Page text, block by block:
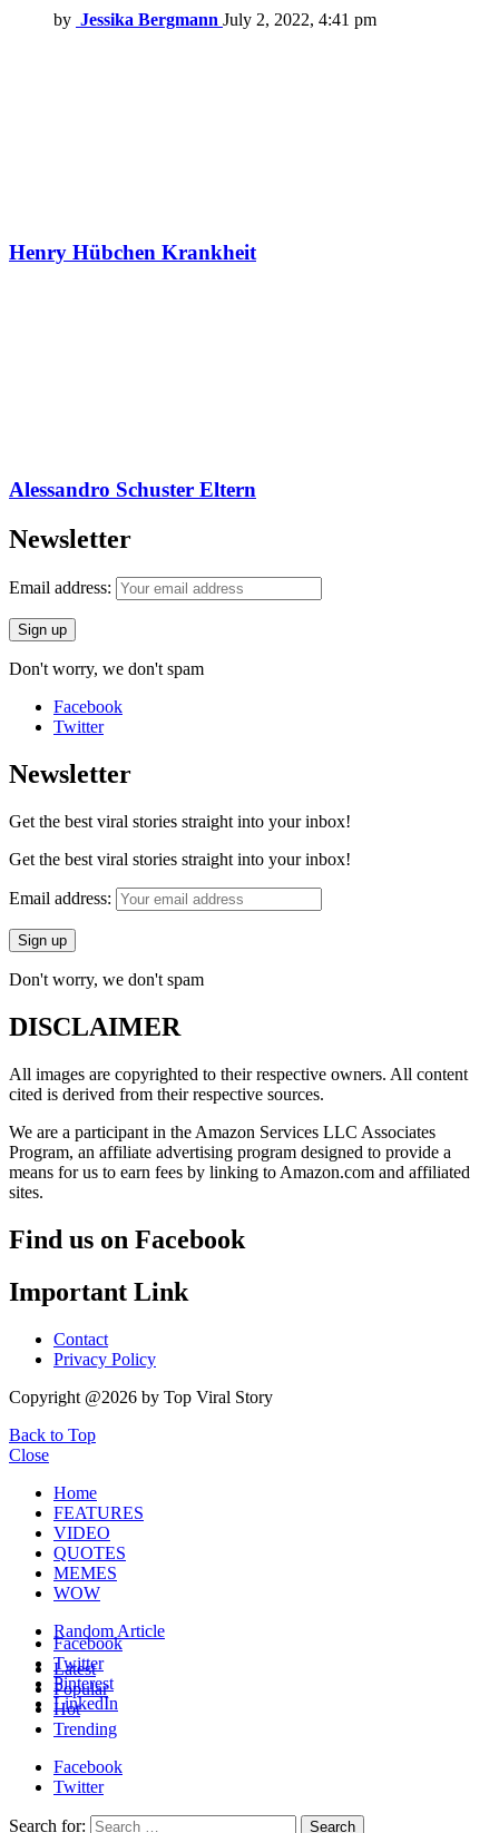
by Jessika Bergmann July 2, 2022, 4:41 pm
Henry Hübchen Krankheit
Alessandro Schuster Eltern
Newsletter
Email address:
Don't worry, we don't spam
Facebook
Twitter
Newsletter
Get the best viral stories straight into your inbox!
Get the best viral stories straight into your inbox!
Email address:
Don't worry, we don't spam
DISCLAIMER
All images are copyrighted to their respective owners. All content
cited is derived from their respective sources.
We are a participant in the Amazon Services LLC Associates
Program, an affiliate advertising program designed to provide a
means for us to earn fees by linking to Amazon.com and affiliated
sites.
Find us on Facebook
Important Link
Contact
Privacy Policy
Copyright @2026 by Top Viral Story
Back to Top
Close
Home
FEATURES
VIDEO
QUOTES
MEMES
WOW
Random Article
Latest
Popular
Hot
Trending
Facebook
Twitter
Search for: Search
Facebook
Twitter
Pinterest
LinkedIn